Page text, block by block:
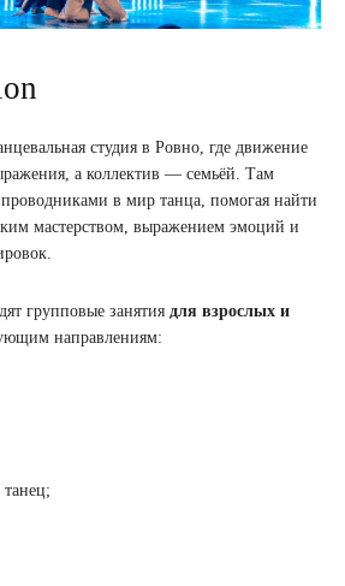
студия в Ровно, где движение
а коллектив — семьёй. Там
проводниками в мир танца, помогая найти
мастерством, выражением эмоций и
групповые занятия для взрослых и
направлениям: